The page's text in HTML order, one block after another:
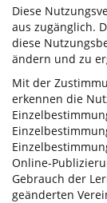
Diese
aus zugänglich.
diese
ändern und zu
Mit der
erkennen die
Online-
Gebrauch der
geänderten